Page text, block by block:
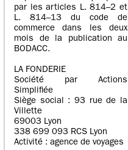
par les articles L. 814–2 et
L. 814–13 du code de
commerce dans les deux
mois de la publication au
BODACC.
LA FONDERIE
Société par Actions
Simplifiée
Siège social : 93 rue de la
Villette
69003 Lyon
338 699 093 RCS Lyon
Activité : agence de voyages